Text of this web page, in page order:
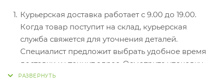
Электронные системы при онлайн-заказе:
PayPal, WebMoney и Яндекс.Деньги. Для
совершения покупки система перенаправит вас
на страницу платежного сервиса. Здесь
необходимо заполнить форму по инструкции.
Курьерская доставка работает с 9.00 до 19.00.
Когда товар поступит на склад, курьерская
служба свяжется для уточнения деталей.
Специалист предложит выбрать удобное время
доставки и уточнит адрес. Осмотрите упаковку
на целостность и соответствие указанной